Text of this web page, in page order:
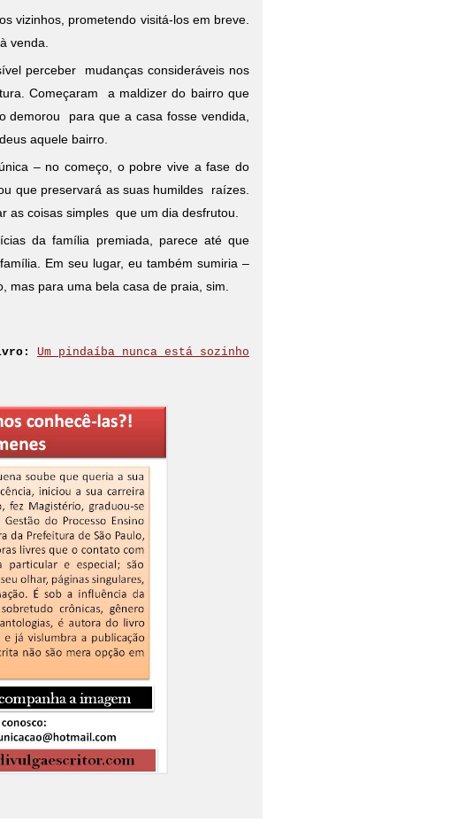
vizinhos, prometendo visitá-los em breve.
venda.
perceber mudanças consideráveis nos
Começaram a maldizer do bairro que
demorou para que a casa fosse vendida,
aquele bairro.
– no começo, o pobre vive a fase do
que preservará as suas humildes raízes.
as coisas simples que um dia desfrutou.
da família premiada, parece até que
Em seu lugar, eu também sumiria –
mas para uma bela casa de praia, sim.
Um pindaíba nunca está sozinho